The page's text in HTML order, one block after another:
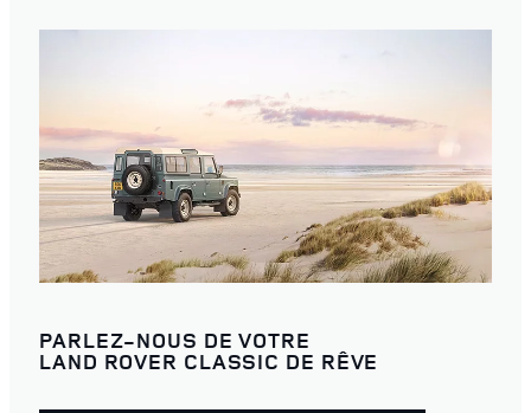
PARLEZ-NOUS DE VOTRE
LAND ROVER CLASSIC DE RÊVE